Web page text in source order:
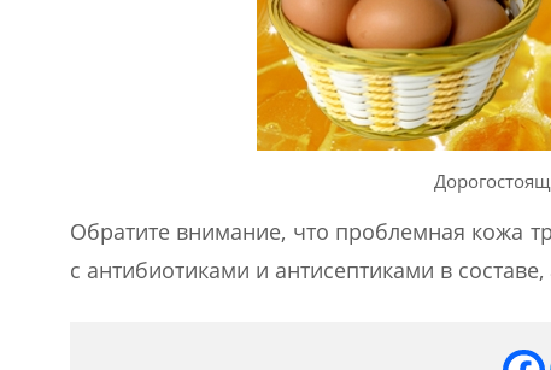
Обратите внимание, что проблемная кожа
с антибиотиками и антисептиками в